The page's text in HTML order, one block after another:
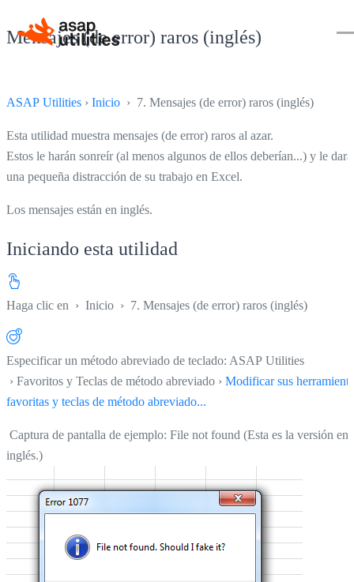
Mensajes (de error) raros (inglés)
ASAP Utilities › Inicio › 7. Mensajes (de error) raros (inglés)
Esta utilidad muestra mensajes (de error) raros al azar.
Estos le harán sonreír (al menos algunos de ellos deberían...) y le
una pequeña distracción de su trabajo en Excel.
Los mensajes están en inglés.
Iniciando esta utilidad
Haga clic en › Inicio › 7. Mensajes (de error) raros (inglés)
Especificar un método abreviado de teclado: ASAP Utilities
› Favoritos y Teclas de método abreviado › Modificar sus
favoritas y teclas de método abreviado...
Captura de pantalla de ejemplo: File not found (Esta es la versión en
inglés.)